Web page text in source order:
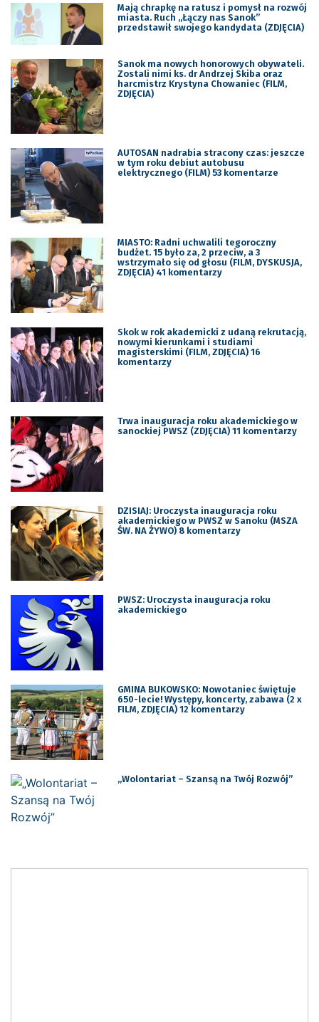
Mają chrapkę na ratusz i pomysł na rozwój
miasta. Ruch „Łączy nas Sanok”
przedstawił swojego kandydata (ZDJĘCIA)
Sanok ma nowych honorowych obywateli.
Zostali nimi ks. dr Andrzej Skiba oraz
harcmistrz Krystyna Chowaniec (FILM,
ZDJĘCIA)
AUTOSAN nadrabia stracony czas: jeszcze
w tym roku debiut autobusu
elektrycznego (FILM) 53 komentarze
MIASTO: Radni uchwalili tegoroczny
budżet. 15 było za, 2 przeciw, a 3
wstrzymało się od głosu (FILM, DYSKUSJA,
ZDJĘCIA) 41 komentarzy
Skok w rok akademicki z udaną rekrutacją,
nowymi kierunkami i studiami
magisterskimi (FILM, ZDJĘCIA) 16
komentarzy
Trwa inauguracja roku akademickiego w
sanockiej PWSZ (ZDJĘCIA) 11 komentarzy
DZISIAJ: Uroczysta inauguracja roku
akademickiego w PWSZ w Sanoku (MSZA
ŚW. NA ŻYWO) 8 komentarzy
PWSZ: Uroczysta inauguracja roku
akademickiego
GMINA BUKOWSKO: Nowotaniec świętuje
650-lecie! Występy, koncerty, zabawa (2 x
FILM, ZDJĘCIA) 12 komentarzy
„Wolontariat – Szansą na Twój Rozwój”